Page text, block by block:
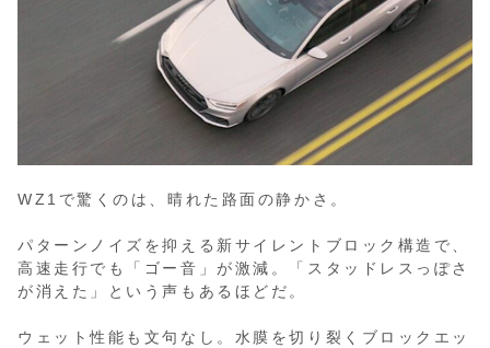
WZ1で驚くのは、晴れた路面の静かさ。
パターンノイズを抑える新サイレントブロック構造で、
高速走行でも「ゴー音」が激減。「スタッドレスっぽさ
が消えた」という声もあるほどだ。
ウェット性能も文句なし。水膜を切り裂くブロックエッ